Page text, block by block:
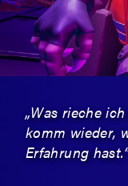
„Was rieche
komm wieder,
Erfahrung